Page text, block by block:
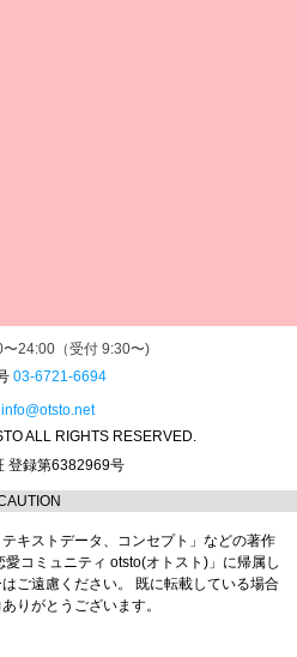
24:00（受付 9:30〜)
03-6721-6694
info@otsto.net
ALL RIGHTS RESERVED.
登録第6382969号
キストデータ、コンセプト」などの著作
愛コミュニティ otsto(オトスト)」に帰属し
ご遠慮ください。
既に転載している場合
りがとうございます。